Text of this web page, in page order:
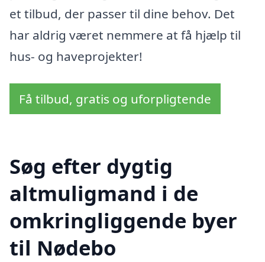
et tilbud, der passer til dine behov. Det
har aldrig været nemmere at få hjælp til
hus- og haveprojekter!
Få tilbud, gratis og uforpligtende
Søg efter dygtig
altmuligmand i de
omkringliggende byer
til Nødebo